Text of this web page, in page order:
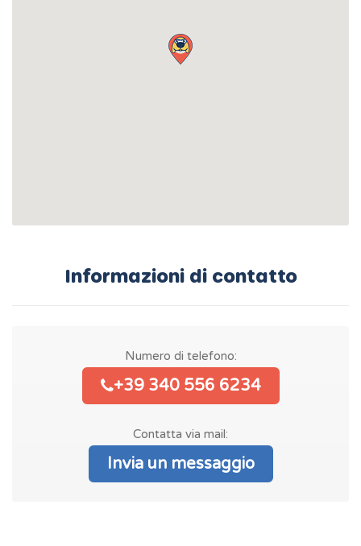
Informazioni di contatto
Numero di telefono:
+39 340 556 6234
Contatta via mail:
Invia un messaggio